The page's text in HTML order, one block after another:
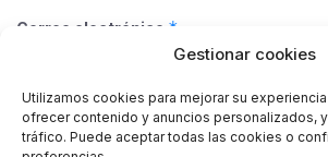
Gestionar cookies
Utilizamos cookies para mejorar su
ofrecer contenido y anuncios personalizados,
tráfico. Puede aceptar todas las cookies o
Correo electrónico *
Web